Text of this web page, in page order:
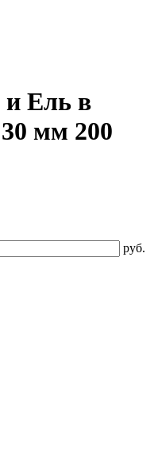
и Ель в
мм 200
руб.